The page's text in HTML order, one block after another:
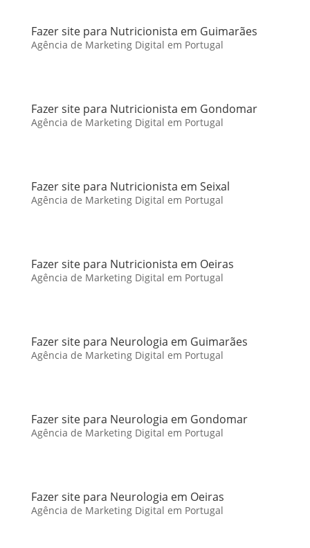
Fazer site para Nutricionista em Guimarães
Agência de Marketing Digital em Portugal
Fazer site para Nutricionista em Gondomar
Agência de Marketing Digital em Portugal
Fazer site para Nutricionista em Seixal
Agência de Marketing Digital em Portugal
Fazer site para Nutricionista em Oeiras
Agência de Marketing Digital em Portugal
Fazer site para Neurologia em Guimarães
Agência de Marketing Digital em Portugal
Fazer site para Neurologia em Gondomar
Agência de Marketing Digital em Portugal
Fazer site para Neurologia em Oeiras
Agência de Marketing Digital em Portugal